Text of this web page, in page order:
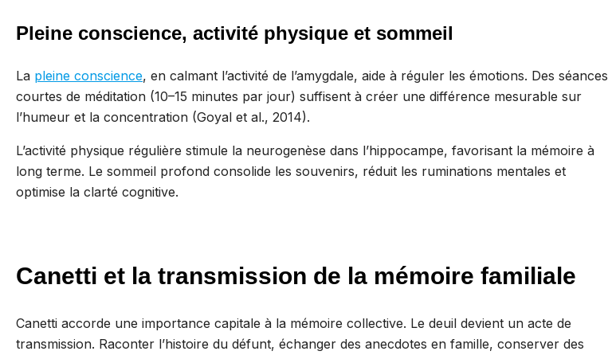
Pleine conscience, activité physique et sommeil
La pleine conscience, en calmant l’activité de l’amygdale, aide à réguler les émotions. Des séances
courtes de méditation (10–15 minutes par jour) suffisent à créer une différence mesurable sur
l’humeur et la concentration (Goyal et al., 2014).
L’activité physique régulière stimule la neurogenèse dans l’hippocampe, favorisant la mémoire à
long terme. Le sommeil profond consolide les souvenirs, réduit les ruminations mentales et
optimise la clarté cognitive.
Canetti et la transmission de la mémoire familiale
Canetti accorde une importance capitale à la mémoire collective. Le deuil devient un acte de
transmission. Raconter l’histoire du défunt, échanger des anecdotes en famille, conserver des